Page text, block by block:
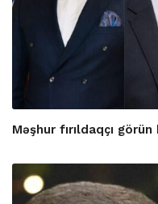
Məşhur fırıldaqçı